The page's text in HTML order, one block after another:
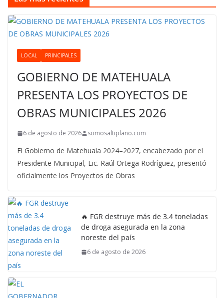
LOCAL PRINCIPALES
GOBIERNO DE MATEHUALA
PRESENTA LOS PROYECTOS DE
OBRAS MUNICIPALES 2026
6 de agosto de 2026 somosaltiplano.com
El Gobierno de Matehuala 2024–2027, encabezado por el
Presidente Municipal, Lic. Raúl Ortega Rodríguez, presentó
oficialmente los Proyectos de Obras
🔥 FGR destruye más de 3.4 toneladas
de droga asegurada en la zona
noreste del país
6 de agosto de 2026